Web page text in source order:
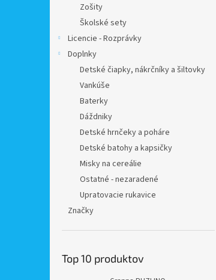
Zošity
Školské sety
Licencie - Rozprávky
Doplnky
Detské čiapky, nákrčníky a šiltovky
Vankúše
Baterky
Dáždniky
Detské hrnčeky a poháre
Detské batohy a kapsičky
Misky na cereálie
Ostatné - nezaradené
Upratovacie rukavice
Značky
Top 10 produktov